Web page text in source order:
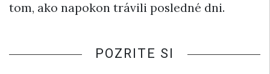
tom, ako napokon trávili posledné dni.
POZRITE SI